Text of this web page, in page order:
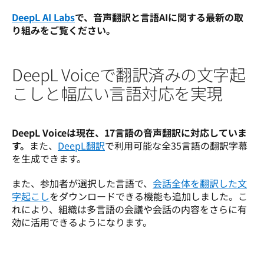
DeepL AI Labsで、音声翻訳と言語AIに関する最新の取
り組みをご覧ください。
DeepL Voiceで翻訳済みの文字起
こしと幅広い言語対応を実現
DeepL Voiceは現在、17言語の音声翻訳に対応していま
す。 また、 DeepL翻訳で利用可能な全35言語の翻訳字幕
を生成できます。
また、参加者が選択した言語で、 会話全体を翻訳した文
字起こしをダウンロードできる機能も追加しました。こ
れにより、組織は多言語の会議や会話の内容をさらに有
効に活用できるようになります。